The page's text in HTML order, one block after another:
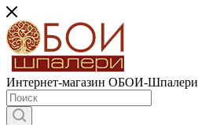
Интернет-магазин ОБОИ-Шпалери